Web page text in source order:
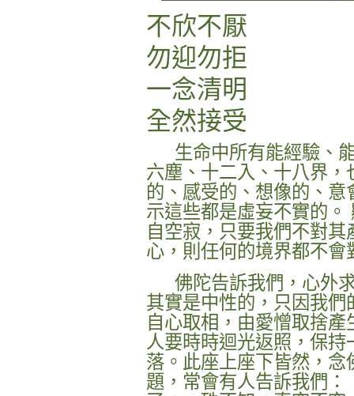
不欣不厭
勿迎勿拒
一念清明
全然接受
生命中所有能經驗、
六塵、十二入、十八界
的、感受的、想像的、
示這些都是虛妄不實的
自空寂，只要我們不對
心，則任何的境界都不
佛陀告訴我們，心外
其實是中性的，只因我
自心取相，由愛憎取捨
人要時時迴光返照，保
落。此座上座下皆然，
題，常會有人告訴我們